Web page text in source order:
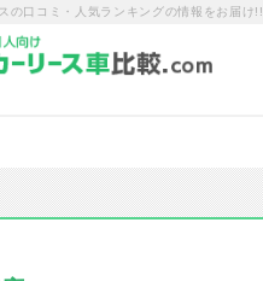
の口コミ・人気ランキングの情報をお届け!!